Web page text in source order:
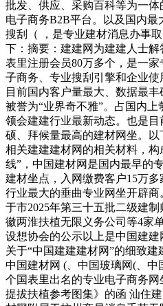
批发、供应、采购百科等为一
电子商务B2B平台。以及国内
搜刮（ ，是专业建材消息办事
下：摘要：建建网为建建人士解
表里注册会员80万多个，是一
子商务、专业搜刮引擎和企业
目前国内客户量最大、数据最丰
被誉为“业界奇不雅”。占国内
领会建建行业最新动态。也是
硕、拜候量最高的建材网坐。
相关建建建材网的相关材料，
线”，中国建材网是国内最早的
建材坐点，入网缴费客户15万
行业最大的垂曲专业网坐开辟
于市2025年第三十五批二级建
徽两淮扶植无限义务公司等4家
设想协会的公示以上是中国建
关于“中国建建建材网”的细致
中国建材网 (、中国玻璃网(、
个国表里出名的专业电子商务
提拔扶植参考图集》的函 汕住